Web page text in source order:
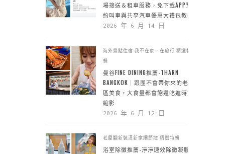
場接送＆租車服務，免下載APP預
約叫車與共享汽車優惠大禮包教學
2026 年 6 月 14 日
海外景點住宿 我不在家，在旅行 精選特
輯
曼谷FINE DINING推薦-THARN
BANGKOK｜跟團不會帶你來的老城
區美食，大食量都會飽還吃進時空
縮影
2026 年 6 月 12 日
老屋翻新裝潢新家細節控 精選特輯
浴室除黴推薦-淨淨速效除黴凝膠